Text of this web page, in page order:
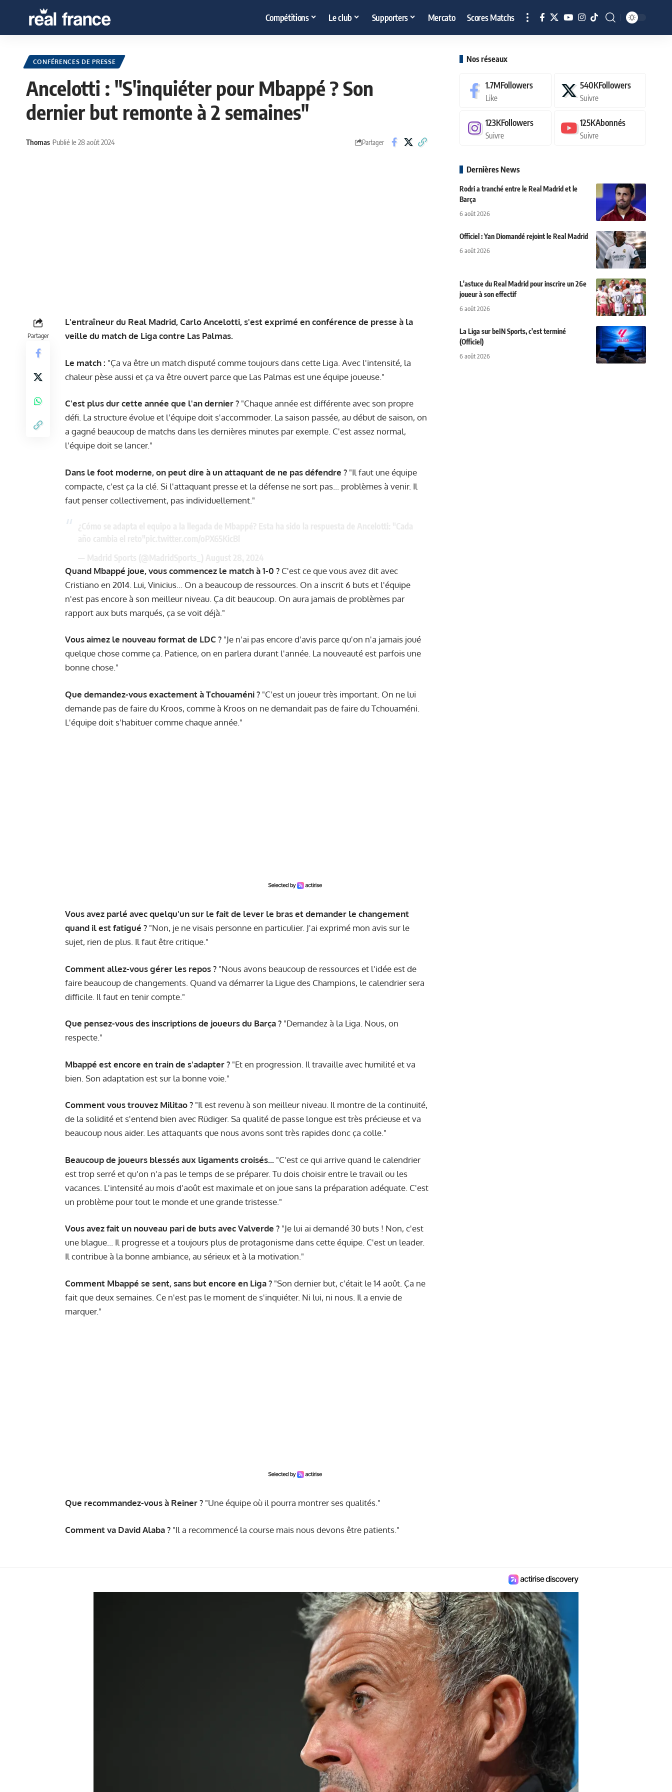
Compétitions Le club Supporters Mercato Scores Matchs
CONFÉRENCES DE PRESSE
Ancelotti : "S'inquiéter pour Mbappé ? Son
dernier but remonte à 2 semaines"
Thomas Publié le 28 août 2024 Partager
Partager
L'entraîneur du Real Madrid, Carlo Ancelotti, s'est exprimé en conférence de presse à la
veille du match de Liga contre Las Palmas.
Le match : "Ça va être un match disputé comme toujours dans cette Liga. Avec l'intensité, la
chaleur pèse aussi et ça va être ouvert parce que Las Palmas est une équipe joueuse."
C'est plus dur cette année que l'an dernier ? "Chaque année est différente avec son propre
défi. La structure évolue et l'équipe doit s'accommoder. La saison passée, au début de saison, on
a gagné beaucoup de matchs dans les dernières minutes par exemple. C'est assez normal,
l'équipe doit se lancer."
Dans le foot moderne, on peut dire à un attaquant de ne pas défendre ? "Il faut une équipe
compacte, c'est ça la clé. Si l'attaquant presse et la défense ne sort pas... problèmes à venir. Il
faut penser collectivement, pas individuellement."
Quand Mbappé joue, vous commencez le match à 1-0 ? C'est ce que vous avez dit avec
Cristiano en 2014. Lui, Vinicius... On a beaucoup de ressources. On a inscrit 6 buts et l'équipe
n'est pas encore à son meilleur niveau. Ça dit beaucoup. On aura jamais de problèmes par
rapport aux buts marqués, ça se voit déjà."
Vous aimez le nouveau format de LDC ? "Je n'ai pas encore d'avis parce qu'on n'a jamais joué
quelque chose comme ça. Patience, on en parlera durant l'année. La nouveauté est parfois une
bonne chose."
Que demandez-vous exactement à Tchouaméni ? "C'est un joueur très important. On ne lui
demande pas de faire du Kroos, comme à Kroos on ne demandait pas de faire du Tchouaméni.
L'équipe doit s'habituer comme chaque année."
Vous avez parlé avec quelqu'un sur le fait de lever le bras et demander le changement
quand il est fatigué ? "Non, je ne visais personne en particulier. J'ai exprimé mon avis sur le
sujet, rien de plus. Il faut être critique."
Comment allez-vous gérer les repos ? "Nous avons beaucoup de ressources et l'idée est de
faire beaucoup de changements. Quand va démarrer la Ligue des Champions, le calendrier sera
difficile. Il faut en tenir compte."
Que pensez-vous des inscriptions de joueurs du Barça ? "Demandez à la Liga. Nous, on
respecte."
Mbappé est encore en train de s'adapter ? "Et en progression. Il travaille avec humilité et va
bien. Son adaptation est sur la bonne voie."
Comment vous trouvez Militao ? "Il est revenu à son meilleur niveau. Il montre de la continuité,
de la solidité et s'entend bien avec Rüdiger. Sa qualité de passe longue est très précieuse et va
beaucoup nous aider. Les attaquants que nous avons sont très rapides donc ça colle."
Beaucoup de joueurs blessés aux ligaments croisés... "C'est ce qui arrive quand le calendrier
est trop serré et qu'on n'a pas le temps de se préparer. Tu dois choisir entre le travail ou les
vacances. L'intensité au mois d'août est maximale et on joue sans la préparation adéquate. C'est
un problème pour tout le monde et une grande tristesse."
Vous avez fait un nouveau pari de buts avec Valverde ? "Je lui ai demandé 30 buts ! Non, c'est
une blague... Il progresse et a toujours plus de protagonisme dans cette équipe. C'est un leader.
Il contribue à la bonne ambiance, au sérieux et à la motivation."
Comment Mbappé se sent, sans but encore en Liga ? "Son dernier but, c'était le 14 août. Ça ne
fait que deux semaines. Ce n'est pas le moment de s'inquiéter. Ni lui, ni nous. Il a envie de
marquer."
Que recommandez-vous à Reiner ? "Une équipe où il pourra montrer ses qualités."
Comment va David Alaba ? "Il a recommencé la course mais nous devons être patients."
Nos réseaux
1.7MFollowers
Like
540KFollowers
Suivre
123KFollowers
Suivre
125KAbonnés
Suivre
Dernières News
Rodri a tranché entre le Real Madrid et le
Barça
6 août 2026
Officiel : Yan Diomandé rejoint le Real Madrid
6 août 2026
L'astuce du Real Madrid pour inscrire un 26e
joueur à son effectif
6 août 2026
La Liga sur beIN Sports, c'est terminé
(Officiel)
6 août 2026